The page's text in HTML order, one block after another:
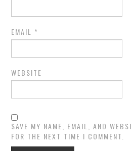
EMAIL *
WEBSITE
SAVE MY NAME, EMAIL, AND
FOR THE NEXT TIME I COMMENT.